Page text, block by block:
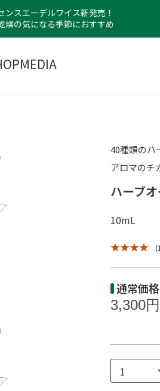
ンスエーデルワイス新発売！
燥の気になる季節におすすめ
MEDIA
40種類のハ
アロマのチ
ハーブ
10mL
★ ★ ★ ★
通常価格
3,300円